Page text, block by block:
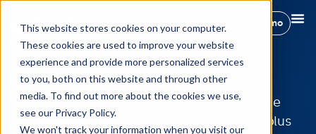
This website stores cookies on your computer.
These cookies are used to improve your website
experience and provide more personalized services
to you, both on this website and through other
media. To find out more about the cookies we use,
see our Privacy Policy.
We won't track your information when you visit our
Réservez une démo
Blog
Des avis d’experts, des mises à jour de
produits, des conseils d’initiés et bien plus